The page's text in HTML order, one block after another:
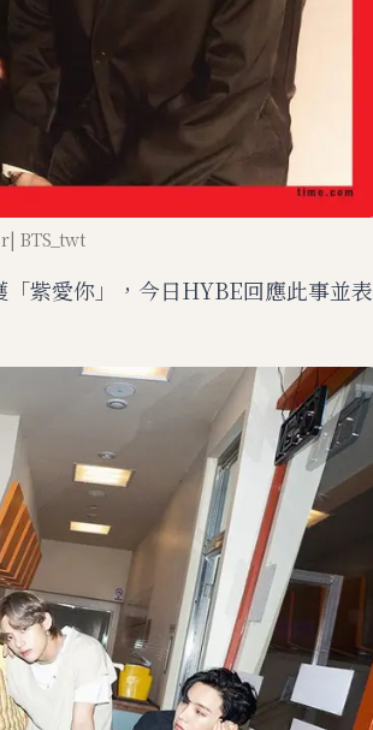
BTS_twt
紫愛你」，今日HYBE回應此事並表